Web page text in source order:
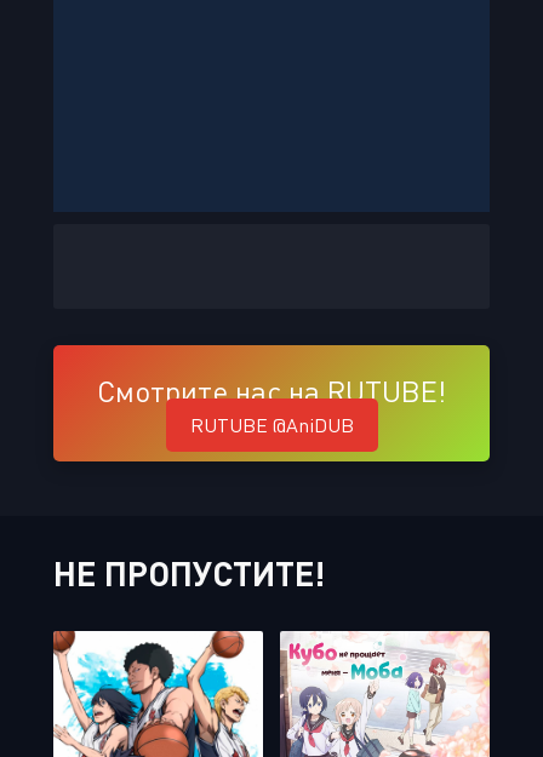
Смотрите нас на RUTUBE!
RUTUBE @AniDUB
НЕ ПРОПУСТИТЕ!